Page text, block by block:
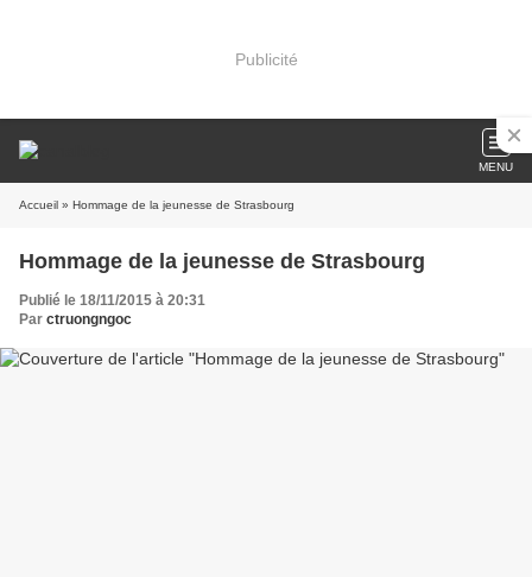
Publicité
MENU
Accueil » Hommage de la jeunesse de Strasbourg
Hommage de la jeunesse de Strasbourg
Publié le 18/11/2015 à 20:31
Par ctruongngoc